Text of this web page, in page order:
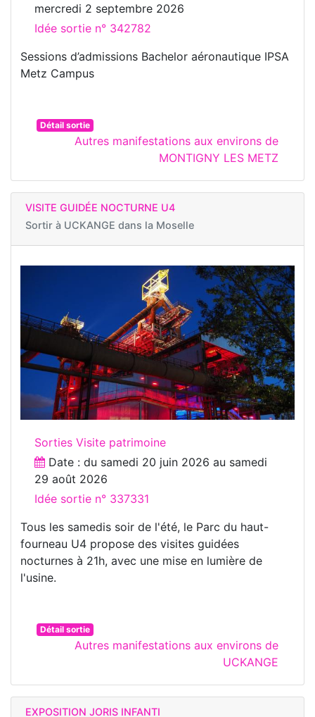
mercredi 2 septembre 2026
Idée sortie n° 342782
Sessions d’admissions Bachelor aéronautique IPSA
Metz Campus
Détail sortie
Autres manifestations aux environs de
MONTIGNY LES METZ
VISITE GUIDÉE NOCTURNE U4
Sortir à UCKANGE dans la Moselle
Sorties Visite patrimoine
Date : du samedi 20 juin 2026 au samedi
29 août 2026
Idée sortie n° 337331
Tous les samedis soir de l'été, le Parc du haut-
fourneau U4 propose des visites guidées
nocturnes à 21h, avec une mise en lumière de
l'usine.
Détail sortie
Autres manifestations aux environs de
UCKANGE
EXPOSITION JORIS INFANTI